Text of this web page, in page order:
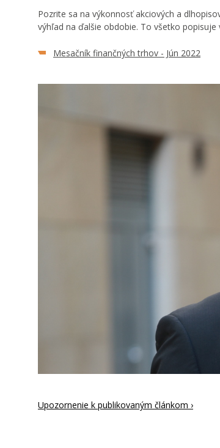
Pozrite sa na výkonnosť akciových a
výhľad na ďalšie obdobie. To všetko
Mesačník finančných trhov - Jún 2022
Upozornenie k publikovaným článkom ›